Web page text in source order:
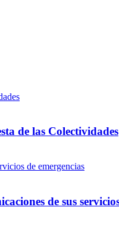
de las Colectividades
de sus